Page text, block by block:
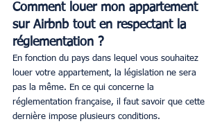
Comment louer mon appartement
sur Airbnb tout en respectant la
réglementation ?
En fonction du pays dans lequel vous souhaitez
louer votre appartement, la législation ne sera
pas la même. En ce qui concerne la
réglementation française, il faut savoir que cette
dernière impose plusieurs conditions.